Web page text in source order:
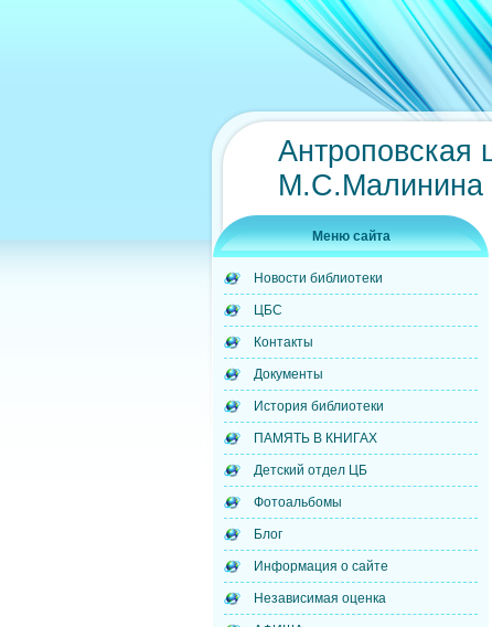
Антроповская
М.С.Малинина
Меню сайта
Новости библиотеки
ЦБС
Контакты
Документы
История библиотеки
ПАМЯТЬ В КНИГАХ
Детский отдел ЦБ
Фотоальбомы
Блог
Информация о сайте
Независимая оценка